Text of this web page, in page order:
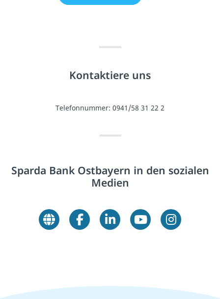
Kontaktiere uns
Telefonnummer: 0941/58 31 22 2
Sparda Bank Ostbayern in den sozialen
Medien